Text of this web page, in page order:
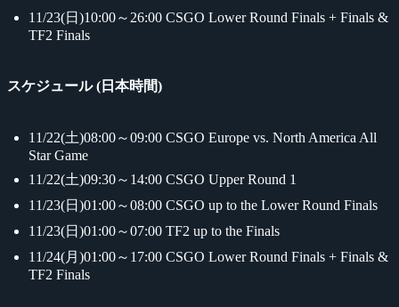
11/23(日)10:00～26:00 CSGO Lower Round Finals + Finals &
TF2 Finals
スケジュール (日本時間)
11/22(土)08:00～09:00 CSGO Europe vs. North America All
Star Game
11/22(土)09:30～14:00 CSGO Upper Round 1
11/23(日)01:00～08:00 CSGO up to the Lower Round Finals
11/23(日)01:00～07:00 TF2 up to the Finals
11/24(月)01:00～17:00 CSGO Lower Round Finals + Finals &
TF2 Finals